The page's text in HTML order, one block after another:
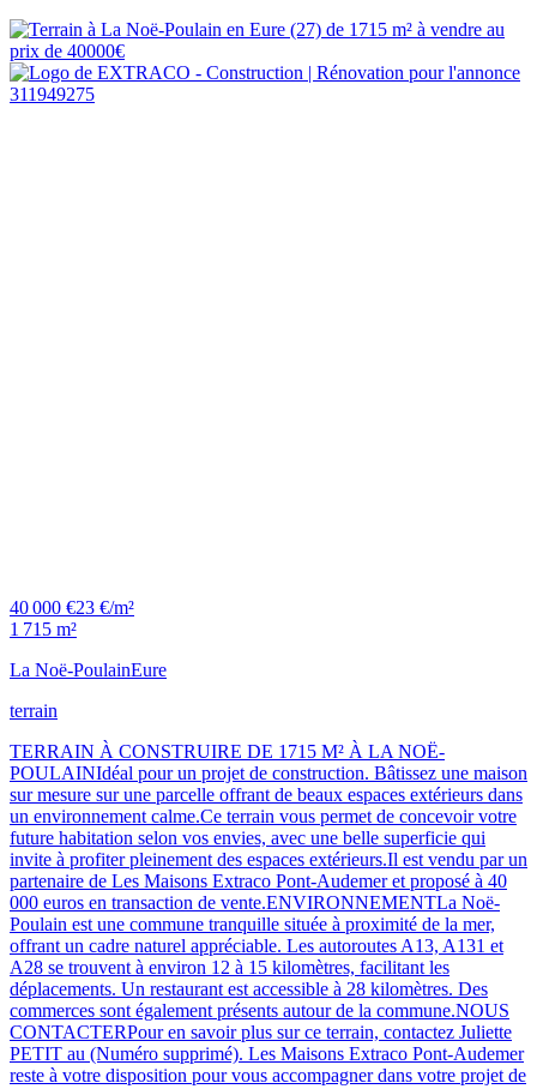
40 000 €23 €/m²
1 715 m²
La Noë-PoulainEure
terrain
TERRAIN À CONSTRUIRE DE 1715 M² À LA NOË-
POULAINIdéal pour un projet de construction. Bâtissez une maison
sur mesure sur une parcelle offrant de beaux espaces extérieurs dans
un environnement calme.Ce terrain vous permet de concevoir votre
future habitation selon vos envies, avec une belle superficie qui
invite à profiter pleinement des espaces extérieurs.Il est vendu par un
partenaire de Les Maisons Extraco Pont-Audemer et proposé à 40
000 euros en transaction de vente.ENVIRONNEMENTLa Noë-
Poulain est une commune tranquille située à proximité de la mer,
offrant un cadre naturel appréciable. Les autoroutes A13, A131 et
A28 se trouvent à environ 12 à 15 kilomètres, facilitant les
déplacements. Un restaurant est accessible à 28 kilomètres. Des
commerces sont également présents autour de la commune.NOUS
CONTACTERPour en savoir plus sur ce terrain, contactez Juliette
PETIT au (Numéro supprimé). Les Maisons Extraco Pont-Audemer
reste à votre disposition pour vous accompagner dans votre projet de